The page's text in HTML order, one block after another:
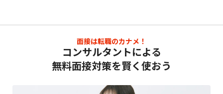
面接は転職のカナメ！
コンサルタントによる
無料面接対策を賢く使おう